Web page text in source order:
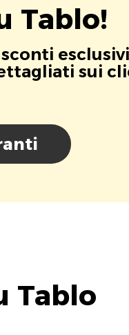
Tablo!
sui
Tablo